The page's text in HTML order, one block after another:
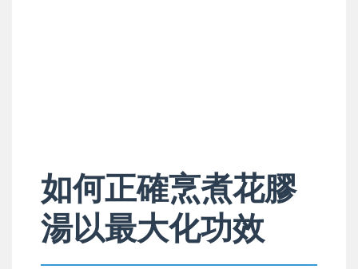
如何正確烹煮花膠
湯以最大化功效